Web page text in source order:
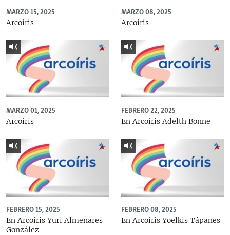
MARZO 15, 2025
Arcoíris
MARZO 08, 2025
Arcoíris
MARZO 01, 2025
Arcoíris
FEBRERO 22, 2025
En Arcoíris Adelth Bonne
FEBRERO 15, 2025
En Arcoíris Yuri Almenares
González
FEBRERO 08, 2025
En Arcoíris Yoelkis Tápanes